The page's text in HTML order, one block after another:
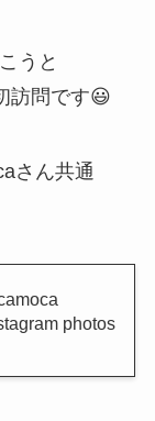
うと
訪問です😃
さん共通
photos